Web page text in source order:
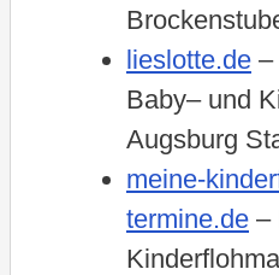
lieslotte.de –
Baby– und
Augsburg
meine-
termine.de –